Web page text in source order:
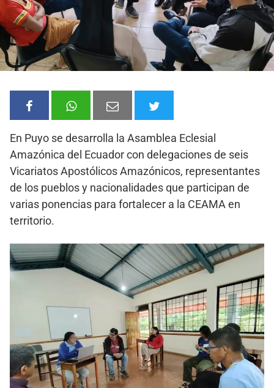
En Puyo se desarrolla la Asamblea Eclesial
Amazónica del Ecuador con delegaciones de seis
Vicariatos Apostólicos Amazónicos, representantes
de los pueblos y nacionalidades que participan de
varias ponencias para fortalecer a la CEAMA en
territorio.